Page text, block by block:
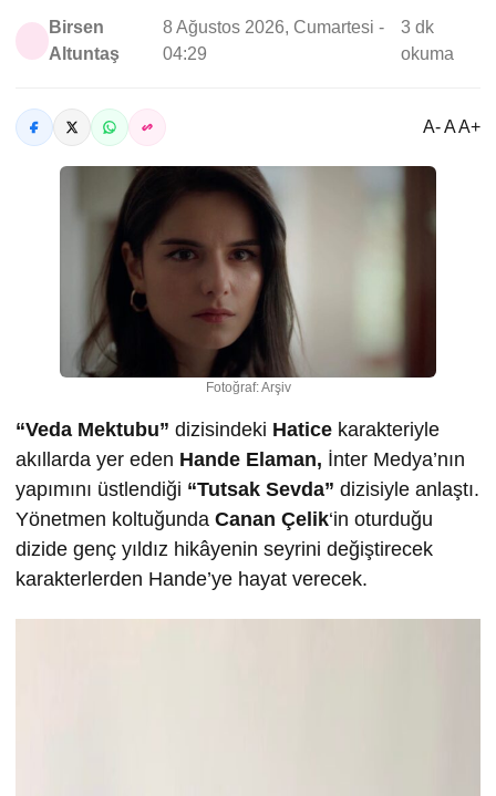
Birsen
Altuntaş
8 Ağustos 2026, Cumartesi -
04:29
3 dk
okuma
A- A A+
Fotoğraf: Arşiv
“Veda Mektubu” dizisindeki Hatice karakteriyle
akıllarda yer eden Hande Elaman, İnter Medya’nın
yapımını üstlendiği “Tutsak Sevda” dizisiyle anlaştı.
Yönetmen koltuğunda Canan Çelik‘in oturduğu
dizide genç yıldız hikâyenin seyrini değiştirecek
karakterlerden Hande’ye hayat verecek.